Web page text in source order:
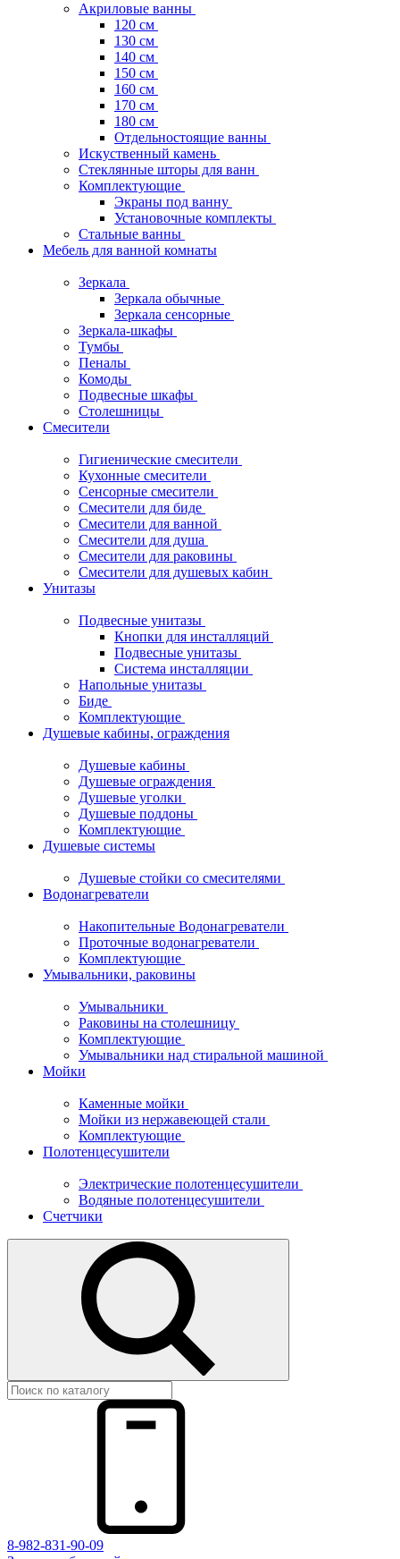
Акриловые ванны
120 см
130 см
140 см
150 см
160 см
170 см
180 см
Отдельностоящие ванны
Искуственный камень
Стеклянные шторы для ванн
Комплектующие
Экраны под ванну
Установочные комплекты
Стальные ванны
Мебель для ванной комнаты
Зеркала
Зеркала обычные
Зеркала сенсорные
Зеркала-шкафы
Тумбы
Пеналы
Комоды
Подвесные шкафы
Столешницы
Смесители
Гигиенические смесители
Кухонные смесители
Сенсорные смесители
Смесители для биде
Смесители для ванной
Смесители для душа
Смесители для раковины
Смесители для душевых кабин
Унитазы
Подвесные унитазы
Кнопки для инсталляций
Подвесные унитазы
Система инсталляции
Напольные унитазы
Биде
Комплектующие
Душевые кабины, ограждения
Душевые кабины
Душевые ограждения
Душевые уголки
Душевые поддоны
Комплектующие
Душевые системы
Душевые стойки со смесителями
Водонагреватели
Накопительные Водонагреватели
Проточные водонагреватели
Комплектующие
Умывальники, раковины
Умывальники
Раковины на столешницу
Комплектующие
Умывальники над стиральной машиной
Мойки
Каменные мойки
Мойки из нержавеющей стали
Комплектующие
Полотенцесушители
Электрические полотенцесушители
Водяные полотенцесушители
Счетчики
8-982-831-90-09